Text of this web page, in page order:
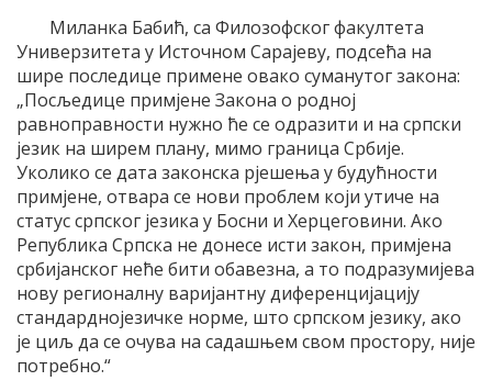
Миланка Бабић, са Филозофског факултета
Универзитета у Источном Сарајеву, подсећа на
шире последице примене овако суманутог закона:
„Посљедице примјене Закона о родној
равноправности нужно ће се одразити и на српски
језик на ширем плану, мимо граница Србије.
Уколико се дата законска рјешења у будућности
примјене, отвара се нови проблем који утиче на
статус српског језика у Босни и Херцеговини. Ако
Република Српска не донесе исти закон, примјена
србијанског неће бити обавезна, а то подразумијева
нову регионалну варијантну диференцијацију
стандарднојезичке норме, што српском језику, ако
је циљ да се очува на садашњем свом простору, није
потребно.“